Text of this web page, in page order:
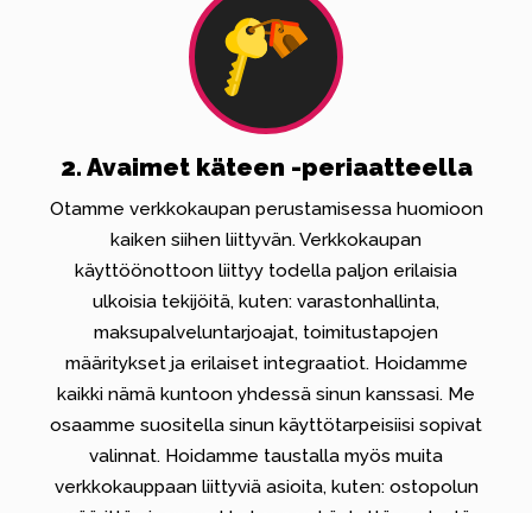
2. Avaimet käteen -periaatteella
Otamme verkkokaupan perustamisessa huomioon
kaiken siihen liittyvän. Verkkokaupan
käyttöönottoon liittyy todella paljon erilaisia
ulkoisia tekijöitä, kuten: varastonhallinta,
maksupalveluntarjoajat, toimitustapojen
määritykset ja erilaiset integraatiot. Hoidamme
kaikki nämä kuntoon yhdessä sinun kanssasi. Me
osaamme suositella sinun käyttötarpeisiisi sopivat
valinnat. Hoidamme taustalla myös muita
verkkokauppaan liittyviä asioita, kuten: ostopolun